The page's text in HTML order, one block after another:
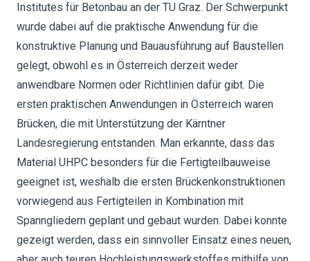
Institutes für Betonbau an der TU Graz. Der Schwerpunkt
wurde dabei auf die praktische Anwendung für die
konstruktive Planung und Bauausführung auf Baustellen
gelegt, obwohl es in Österreich derzeit weder
anwendbare Normen oder Richtlinien dafür gibt. Die
ersten praktischen Anwendungen in Österreich waren
Brücken, die mit Unterstützung der Kärntner
Landesregierung entstanden. Man erkannte, dass das
Material UHPC besonders für die Fertigteilbauweise
geeignet ist, weshalb die ersten Brückenkonstruktionen
vorwiegend aus Fertigteilen in Kombination mit
Spanngliedern geplant und gebaut wurden. Dabei konnte
gezeigt werden, dass ein sinnvoller Einsatz eines neuen,